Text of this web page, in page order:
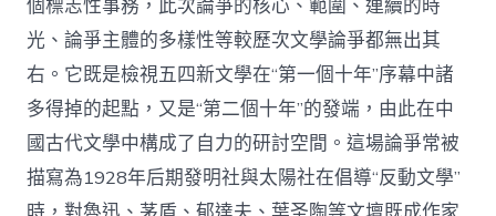
李
初
梨：
重
勘
“反
動
文
學
個標志性事務，此次論爭的核心、範圍、連續的時
光、論爭主體的多樣性等較歷次文學論爭都無出其
右。它既是檢視五四新文學在“第一個十年”序幕中諸
多得掉的起點，又是“第二個十年”的發端，由此在中
國古代文學中構成了自力的研討空間。這場論爭常被
描寫為1928年后期發明社與太陽社在倡導“反動文學”